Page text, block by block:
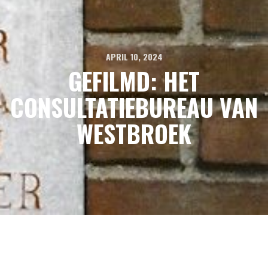
APRIL 10, 2024
GEFILMD: HET
CONSULTATIEBUREAU VAN
WESTBROEK